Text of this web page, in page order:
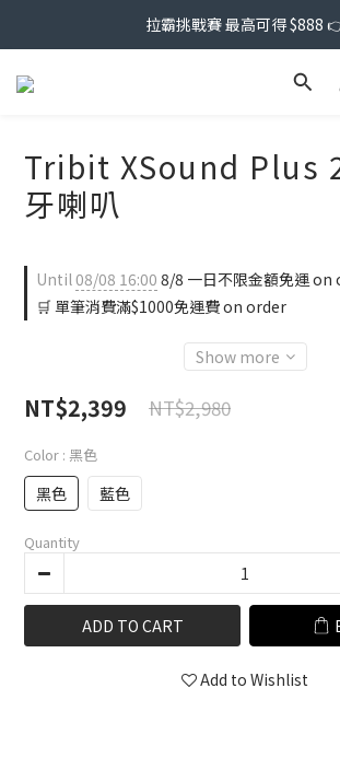
拉霸挑戰賽 最高可得 $888
Tribit XSound Plus
牙喇叭
Until08/08 16:00 8/8 一日不限金額免運 on
🛒 單筆消費滿$1000免運費 on order
Show more
NT$2,399 NT$2,980
Color : 黑色
黑色 藍色
Quantity
ADD TO CART
Add to Wishlist